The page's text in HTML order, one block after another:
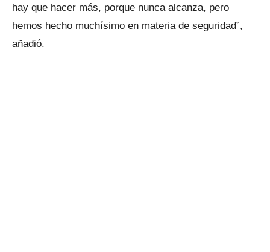
hay que hacer más, porque nunca alcanza, pero
hemos hecho muchísimo en materia de seguridad”,
añadió.